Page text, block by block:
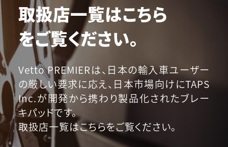
取扱店一覧はこちら
をご覧ください。
Vetto PREMIERは、日本の輸入車ユーザー
の厳しい要求に応え、日本市場向けにTAPS
Inc.が開発から携わり製品化されたブレー
キパッドです。
取扱店一覧はこちらをご覧ください。